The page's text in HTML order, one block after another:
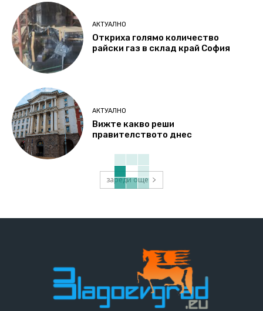
АКТУАЛНО
Откриха голямо количество
райски газ в склад край София
АКТУАЛНО
Вижте какво реши
правителството днес
зареди още